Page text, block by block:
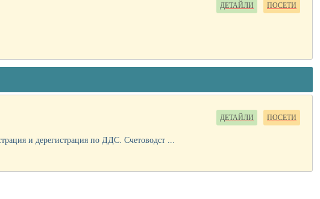
ПОСЕТИ
ДЕТАЙЛИ
ПОСЕТИ
ДЕТАЙЛИ
и дерегистрация по ДДС. Счетоводст ...